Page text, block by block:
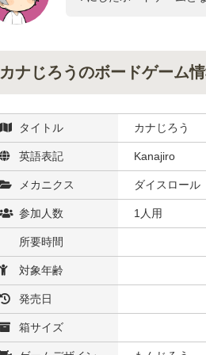
カナじろうのボードゲーム
タイトル カナじろう
英語表記 Kanajiro
メカニクス ダイスロール
参加人数 1人用
所要時間
対象年齢
発売日
箱サイズ